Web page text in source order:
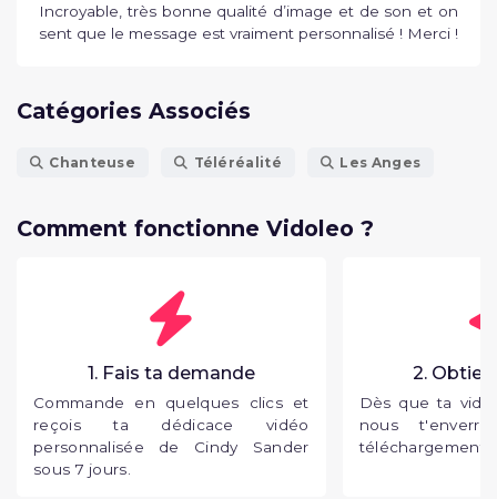
Incroyable, très bonne qualité d’image et de son et on
sent que le message est vraiment personnalisé ! Merci !
Catégories Associés
Chanteuse Téléréalité Les Anges
Comment fonctionne Vidoleo ?
1. Fais ta demande
Commande en quelques clics et
reçois ta dédicace vidéo
personnalisée de Cindy Sander
sous 7 jours.
2.
Dès que ta
nous
téléchargement